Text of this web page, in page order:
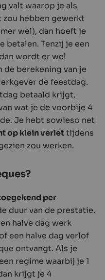
valt waarop je als
hebben gewerkt
wel), dan hoeft je
betalen. Tenzij je een
wordt er wel
de berekening van je
de feestdag.
betaald krijgt,
wat je de voorbije 4
Je hebt sowieso net
op klein verlettijdens
zou werken.
per
duur van de prestatie.
halve dag werk
een halve dag verlof
ontvangt. Als je
regime waarbij je 1
krijgt je 4